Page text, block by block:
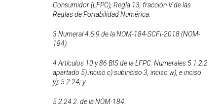
Consumidor (LFPC), Regla 13, fracción V de las
Reglas de Portabilidad Numérica.
3 Numeral 4.6.9 de la NOM-184-SCFI-2018 (NOM-
184).
4 Artículos 10 y 86 BIS de la LFPC. Numerales 5.1.2.2
apartado 5) inciso c) subinciso 3, inciso w), e inciso
y); 5.2.24; y
5.2.24.2. de la NOM-184.